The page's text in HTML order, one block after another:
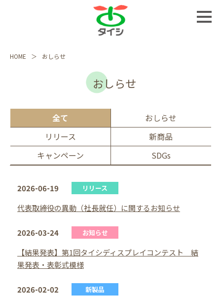
HOME おしらせ
おしらせ
全て
おしらせ
リリース
新商品
キャンペーン
SDGs
2026-06-19 リリース
代表取締役の異動（社⻑就任）に関するお知らせ
2026-03-24 お知らせ
【結果発表】第1回タイシディスプレイコンテスト 結
果発表・表彰式模様
2026-02-02 新製品